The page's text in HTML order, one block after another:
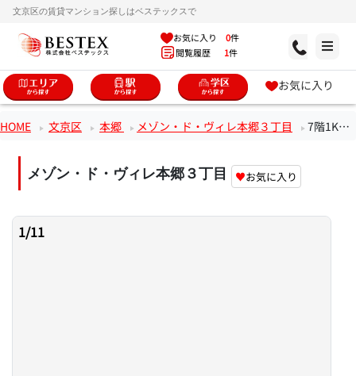
文京区の賃貸マンション探しはベステックスで
お気に入り 0件
閲覧履歴 1件
お気に入り
HOME 文京区 本郷 メゾン・ド・ヴィレ本郷３丁目 7階1Kのお部屋
メゾン・ド・ヴィレ本郷３丁目 ♥お気に入り
1/11